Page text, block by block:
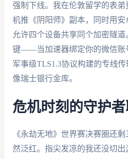
强制下线。我在伦敦留学的表弟
机推《阴阳师》副本，同时用
允许四个设备共享同个加密隧
键——当加速器绑定你的微信账
军事级TLS1.3协议构建的专线
像瑞士银行金库。
危机时刻的守护
《永劫无地》世界赛决赛圈还
然泛红。指尖发凉的我还没切